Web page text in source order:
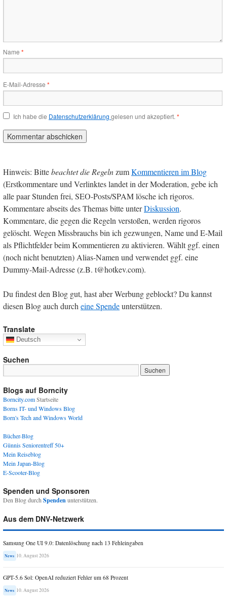
Name *
E-Mail-Adresse *
Ich habe die Datenschutzerklärung gelesen und akzeptiert. *
Hinweis: Bittebeachtet die RegelnzumKommentieren im Blog
(Erstkommentare und Verlinktes landet in der Moderation, gebe ich
alle paar Stunden frei, SEO-Posts/SPAM lösche ich rigoros.
Kommentare abseits des Themas bitte unterDiskussion.
Kommentare, die gegen die Regeln verstoßen, werden rigoros
gelöscht. Wegen Missbrauchs bin ich gezwungen, Name und E-Mail
als Pflichtfelder beim Kommentieren zu aktivieren. Wählt ggf. einen
(noch nicht benutzten) Alias-Namen und verwendet ggf. eine
Dummy-Mail-Adresse (z.B. t@hotkev.com).
Du findest den Blog gut, hast aber Werbung geblockt? Du kannst
diesen Blog auch durcheine Spendeunterstützen.
Translate
Deutsch
Suchen
Blogs auf Borncity
Borncity.comStartseite
Borns IT- und Windows Blog
Born's Tech and Windows World
Bücher-Blog
Günnis Seniorentreff 50+
Mein Reiseblog
Mein Japan-Blog
E-Scooter-Blog
Spenden und Sponsoren
Den Blog durchSpendenunterstützen.
Aus dem DNV-Netzwerk
Samsung One UI 9.0: Datenlöschung nach 13 Fehleingaben
News 10. August 2026
GPT-5.6 Sol: OpenAI reduziert Fehler um 68 Prozent
News 10. August 2026